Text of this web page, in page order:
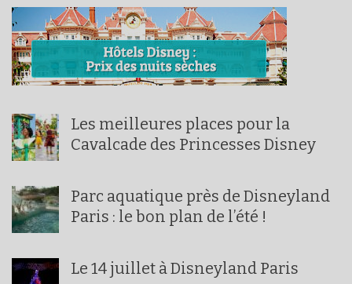
Les meilleures places pour la
Cavalcade des Princesses Disney
Parc aquatique près de Disneyland
Paris : le bon plan de l’été !
Le 14 juillet à Disneyland Paris